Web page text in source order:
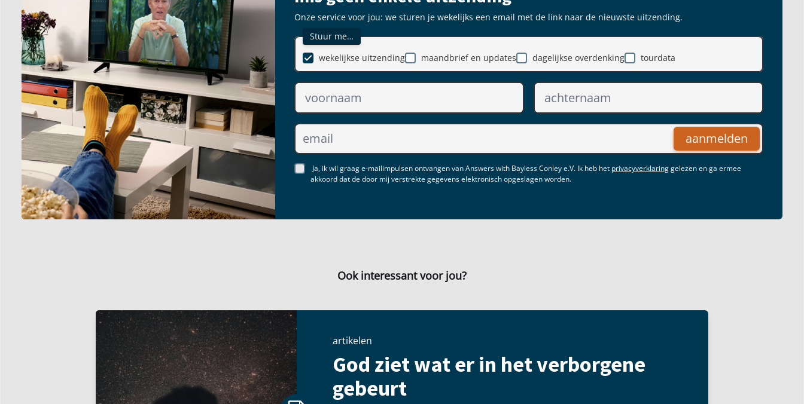
Onze service voor jou: we sturen je wekelijks een email met de link naar de nieuwste uitzending.
Stuur me…
maandbrief en updates
dagelijkse overdenking
wekelijkse uitzending tourdata
aanmelden
Ja, ik wil graag e-mailimpulsen ontvangen van Answers with Bayless Conley e.V. Ik heb het privacyverklaringgelezen en ga ermee
akkoord dat de door mij verstrekte gegevens elektronisch opgeslagen worden.
Ook interessant voor jou?
artikelen
God ziet wat er in het verborgene
gebeurt